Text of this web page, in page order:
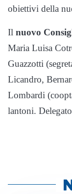
obiettivi della
Il nuovo
Maria Luisa
Guazzotti
Licandro,
Lombardi
lantoni.